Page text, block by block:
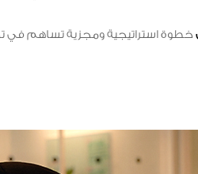
خطوة استراتيجية ومجزية تساهم في